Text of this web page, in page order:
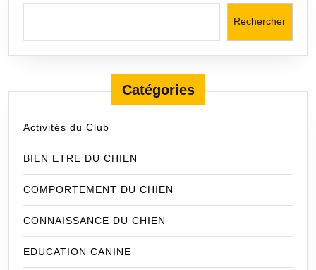
Rechercher
Catégories
Activités du Club
BIEN ETRE DU CHIEN
COMPORTEMENT DU CHIEN
CONNAISSANCE DU CHIEN
EDUCATION CANINE